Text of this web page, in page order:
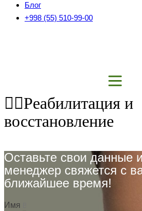
Блог
+998 (55) 510-99-00
💆‍♂️Реабилитация и
восстановление
Оставьте свои данные
менеджер свяжется с
ближайшее время!
Имя